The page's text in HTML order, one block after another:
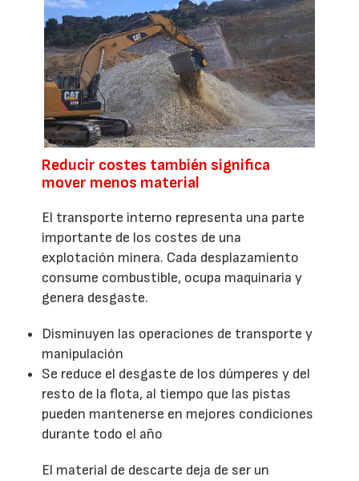
Reducir costes también significa
mover menos material
El transporte interno representa una parte
importante de los costes de una
explotación minera. Cada desplazamiento
consume combustible, ocupa maquinaria y
genera desgaste.
Disminuyen las operaciones de transporte y
manipulación
Se reduce el desgaste de los dúmperes y del
resto de la flota, al tiempo que las pistas
pueden mantenerse en mejores condiciones
durante todo el año
El material de descarte deja de ser un